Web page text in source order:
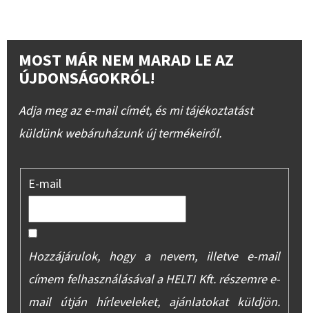
MOST MÁR NEM MARAD LE AZ
ÚJDONSÁGOKRÓL!
Adja meg az e-mail címét, és mi tájékoztatást
küldünk webáruházunk új termékeiről.
E-mail
Hozzájárulok, hogy a nevem, illetve e-mail
címem felhasználásával a HELTI Kft. részemre e-
mail útján hírleveleket, ajánlatokat küldjön.